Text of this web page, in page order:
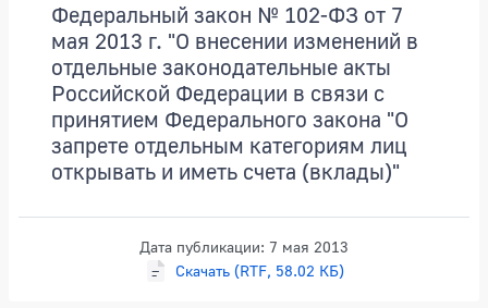
Федеральный закон № 102-ФЗ от 7
мая 2013 г. "О внесении изменений в
отдельные законодательные акты
Российской Федерации в связи с
принятием Федерального закона "О
запрете отдельным категориям лиц
открывать и иметь счета (вклады)"
Дата публикации: 7 мая 2013
Скачать (RTF, 58.02 КБ)